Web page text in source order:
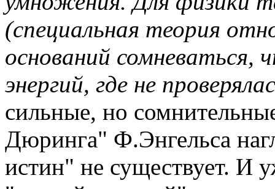
(специальная теория
оснований сомневаться,
энергий, где не
сильные, но
Дюринга" Ф.Энгельса
истин" не существует. И